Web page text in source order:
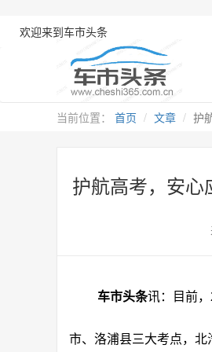
欢迎来到车市头条
当前位置： 首页 文章 护
护航高考，安
车市头条讯：目前
市、洛浦县三大考点，北